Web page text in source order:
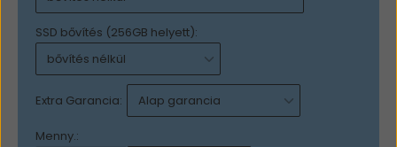
SSD bővítés (256GB helyett):
Extra Garancia:
Menny.: